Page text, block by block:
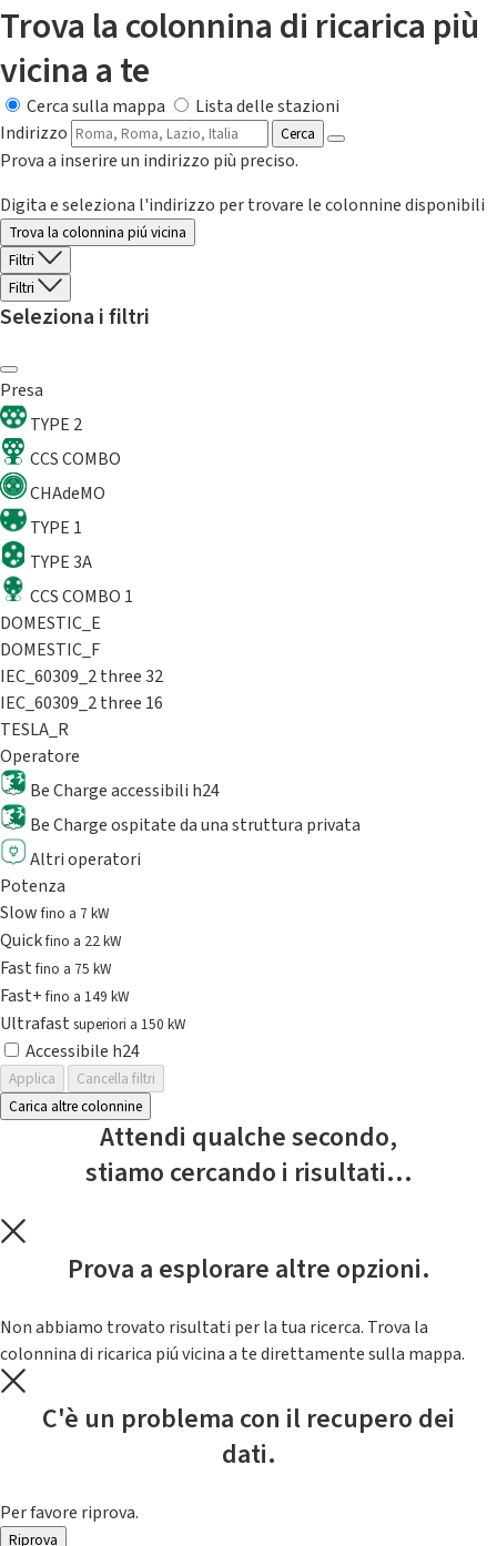
Trova la colonnina di ricarica più
vicina a te
Cerca sulla mappa
Lista delle stazioni
Indirizzo
Cerca
Prova a inserire un indirizzo più preciso.
Digita e seleziona l'indirizzo per trovare le colonnine disponibili
Trova la colonnina piú vicina
Filtri
Filtri
Seleziona i filtri
Presa
TYPE 2
CCS COMBO
CHAdeMO
TYPE 1
TYPE 3A
CCS COMBO 1
DOMESTIC_E
DOMESTIC_F
IEC_60309_2 three 32
IEC_60309_2 three 16
TESLA_R
Operatore
Be Charge accessibili h24
Be Charge ospitate da una struttura privata
Altri operatori
Potenza
Slowfino a 7 kW
Quickfino a 22 kW
Fastfino a 75 kW
Fast+fino a 149 kW
Ultrafast superiori a 150 kW
Accessibile h24
Applica
Cancella filtri
Carica altre colonnine
Attendi qualche secondo,
stiamo cercando i risultati...
Prova a esplorare altre opzioni.
Non abbiamo trovato risultati per la tua ricerca. Trova la
colonnina di ricarica piú vicina a te direttamente sulla mappa.
C'è un problema con il recupero dei
dati.
Per favore riprova.
Riprova